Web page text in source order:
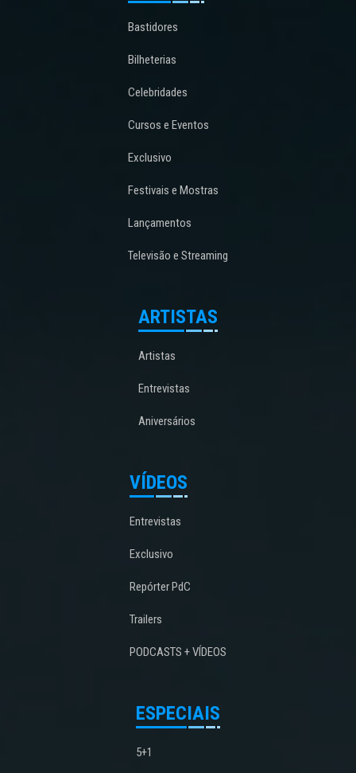
Bastidores
Bilheterias
Celebridades
Cursos e Eventos
Exclusivo
Festivais e Mostras
Lançamentos
Televisão e Streaming
ARTISTAS
Artistas
Entrevistas
Aniversários
VÍDEOS
Entrevistas
Exclusivo
Repórter PdC
Trailers
PODCASTS + VÍDEOS
ESPECIAIS
5+1